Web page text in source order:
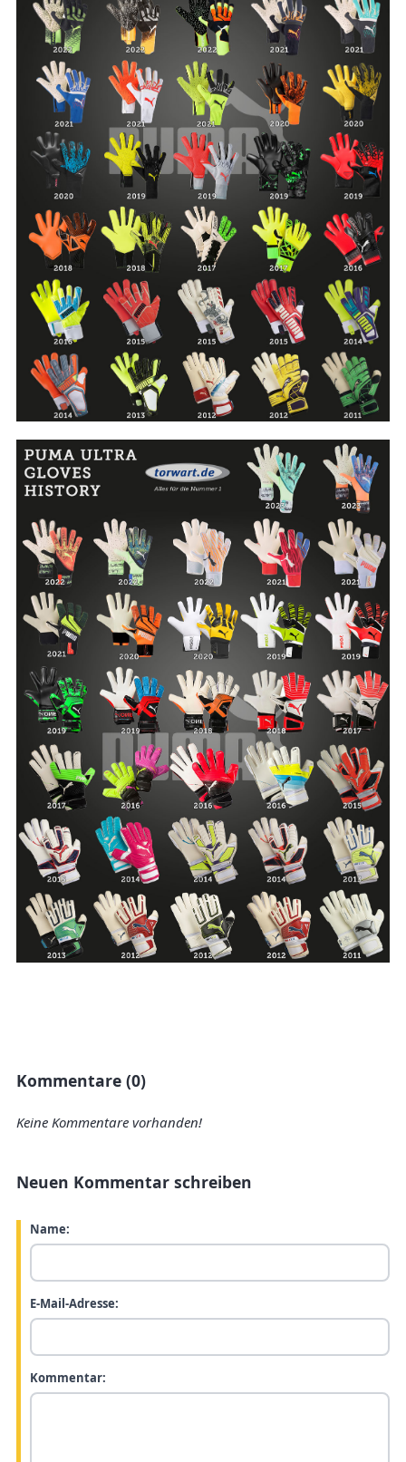
Kommentare (0)
Keine Kommentare vorhanden!
Neuen Kommentar schreiben
Name:
E-Mail-Adresse:
Kommentar: